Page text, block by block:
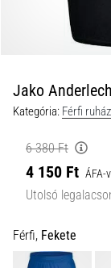
következő
dolgok
nem
táskádból!​​​​​​​
•
10 perces olvasási
Jako
Kategória: Férfi
6 380 Ft
4 150 Ft ÁFA-
Utolsó
Férfi, Fekete